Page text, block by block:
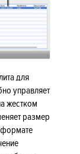
для
управляет
жестком
размер